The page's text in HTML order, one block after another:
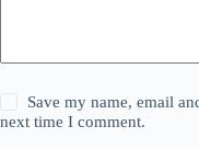
Save my name, email
next time I comment.